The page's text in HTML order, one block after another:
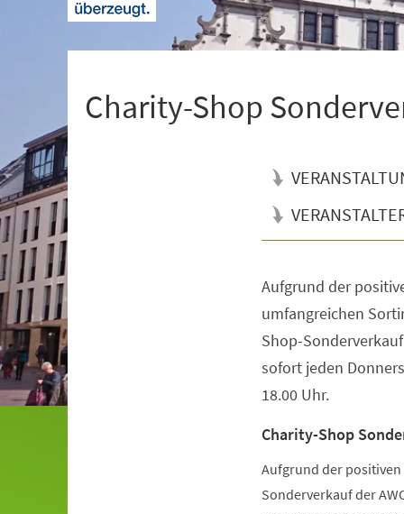
Charity-Shop
Aufgrund der
umfangreichen
Shop-
sofort jeden
18.00 Uhr.
Charity-Shop
Aufgrund der
Sonderverkauf der